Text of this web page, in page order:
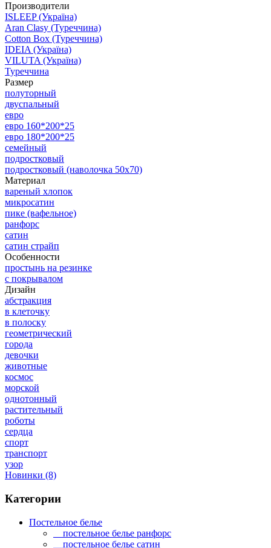
Производители
ISLEEP (Україна)
Aran Clasy (Туреччина)
Cotton Box (Туреччина)
IDEIA (Україна)
VILUTA (Україна)
Туреччина
Размер
полуторный
двуспальный
евро
евро 160*200*25
евро 180*200*25
семейный
подростковый
подростковый (наволочка 50х70)
Материал
вареный хлопок
микросатин
пике (вафельное)
ранфорс
сатин
сатин страйп
Особенности
простынь на резинке
с покрывалом
Дизайн
абстракция
в клеточку
в полоску
геометрический
города
девочки
животные
космос
морской
однотонный
растительный
роботы
сердца
спорт
транспорт
узор
Новинки (8)
Категории
Постельное белье
постельное белье ранфорс
постельное белье сатин